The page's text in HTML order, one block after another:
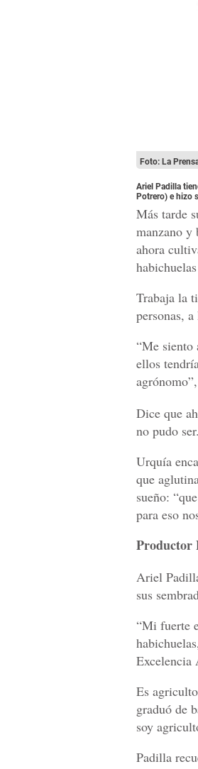
Foto: La
Ariel Padilla
Potrero) e hizo
Más tarde
manzano y
ahora
Trabaja la
personas,
“Me siento
ellos
Dice que
no pudo
Urquía
que
sueño:
para eso
Productor
Ariel
sus
“Mi fuerte
Excelencia
Es
graduó de
soy
Padilla